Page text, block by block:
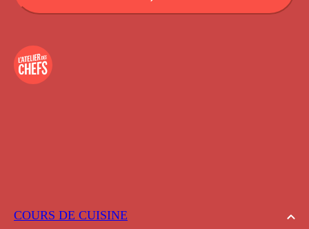
COURS DE CUISINE